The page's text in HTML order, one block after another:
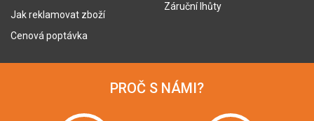
Jak reklamovat zboží
Cenová poptávka
Záruční lhůty
PROČ S NÁMI?